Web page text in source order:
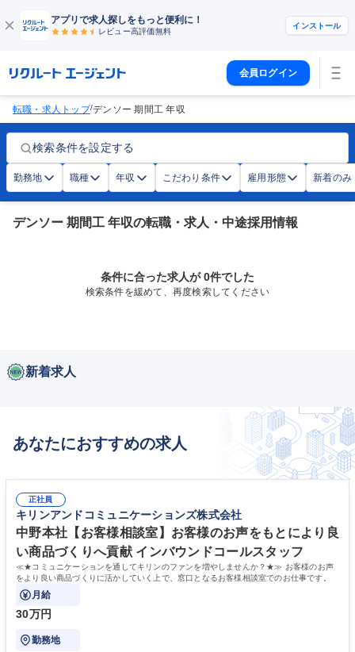
アプリで求人探しをもっと便利に！
レビュー高評価無料
インストール
会員ログイン
転職・求人トップ/デンソー 期間工 年収
検索条件を設定する
勤務地 職種 年収 こだわり条件 雇用形態 新着のみ
デンソー 期間工 年収の転職・求人・中途採用情報
条件に合った求人が 0件でした
検索条件を緩めて、再度検索してください
新着求人
あなたにおすすめの求人
正社員
キリンアンドコミュニケーションズ株式会社
中野本社【お客様相談室】お客様のお声をもとにより良
い商品づくりへ貢献 インバウンドコールスタッフ
≪★コミュニケーションを通してキリンのファンを増やしませんか？★≫ お客様のお声
をより良い商品づくりに活かしていく上で、窓口となるお客様相談室でのお仕事です。
月給
30万円
勤務地